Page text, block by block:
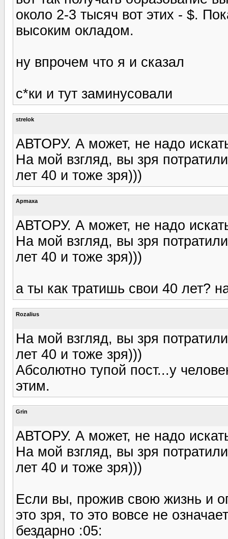
около 2-3 тысяч вот этих - $.
высоким окладом.
ну впрочем что я и сказал
с*ки и тут заминусовали
strelok
АВТОРУ. А может, не надо
На мой взгляд, вы зря
лет 40 и тоже зря)))
Apmaxa
АВТОРУ. А может, не надо
На мой взгляд, вы зря
лет 40 и тоже зря)))
а ты как тратишь свои 40 лет?
Rozalius
На мой взгляд, вы зря
лет 40 и тоже зря)))
Абсолютно тупой пост...у
этим.
Grin
АВТОРУ. А может, не надо
На мой взгляд, вы зря
лет 40 и тоже зря)))
Если вы, прожив свою жизнь и
это зря, то это вовсе не
бездарно :05: